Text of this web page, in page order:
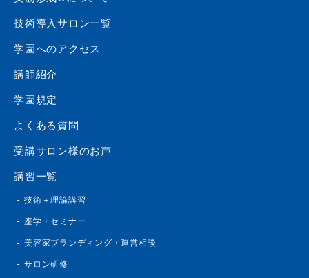
技術導入サロン一覧
学園へのアクセス
講師紹介
学園規定
よくある質問
受講サロン様のお声
講習一覧
技術＋理論講習
座学・セミナー
美容家ブランディング・運営相談
サロン研修